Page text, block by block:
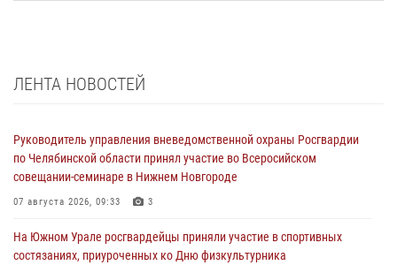
ЛЕНТА НОВОСТЕЙ
Руководитель управления вневедомственной охраны Росгвардии
по Челябинской области принял участие во Всеросийском
совещании-семинаре в Нижнем Новгороде
07 августа 2026, 09:33 3
На Южном Урале росгвардейцы приняли участие в спортивных
состязаниях, приуроченных ко Дню физкультурника